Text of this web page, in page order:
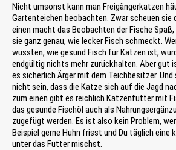
Nicht umsonst kann man Freigängerkatzen
Gartenteichen beobachten. Zwar scheuen sie
einen macht das Beobachten der Fische
sie ganz genau, wie lecker Fisch schmeckt.
wüssten, wie gesund Fisch für Katzen ist,
endgültig nichts mehr zurückhalten. Aber gut
es sicherlich Ärger mit dem Teichbesitzer.
nicht sein, dass die Katze sich auf die Jagd
zum einen gibt es reichlich Katzenfutter mit
das gesunde Fischöl auch als
zugefügt werden. Es ist also kein Problem,
Beispiel gerne Huhn frisst und Du täglich eine
unter das Futter mischst.